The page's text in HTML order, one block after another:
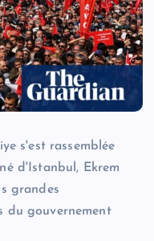
s'est rassemblée
d'Istanbul, Ekrem
grandes
du gouvernement